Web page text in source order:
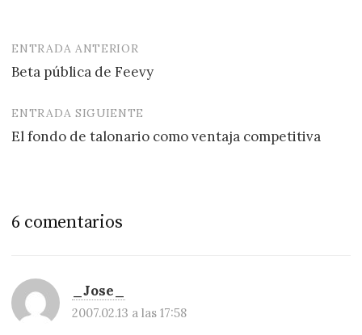
Navegación
de
entradas
ENTRADA ANTERIOR
Beta pública de Feevy
ENTRADA SIGUIENTE
El fondo de talonario como ventaja competitiva
6 comentarios
_Jose_
2007.02.13 a las 17:58